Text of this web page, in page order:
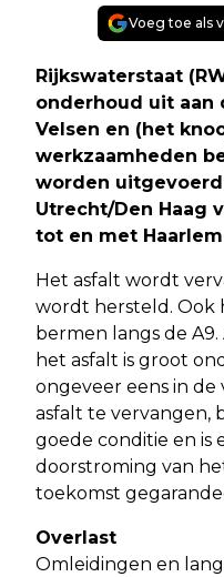
Voeg toe als
Rijkswaterstaat
onderhoud uit aan
Velsen en (het
werkzaamheden
worden
Utrecht/Den Haag
tot en met
Het asfalt wordt
wordt hersteld. Ook
bermen langs de
het asfalt is groot
ongeveer eens in de
asfalt te vervangen,
goede conditie en is
doorstroming van
toekomst
Overlast
Omleidingen en